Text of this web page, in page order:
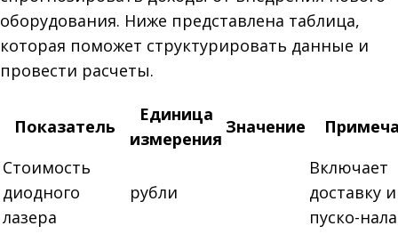
оборудования. Ниже представлена таблица,
которая поможет структурировать данные и
провести расчеты.
Показатель
Единица
измерения
Значение
Стоимость
диодного
лазера
рубли
Включает
доставку и
пуско-